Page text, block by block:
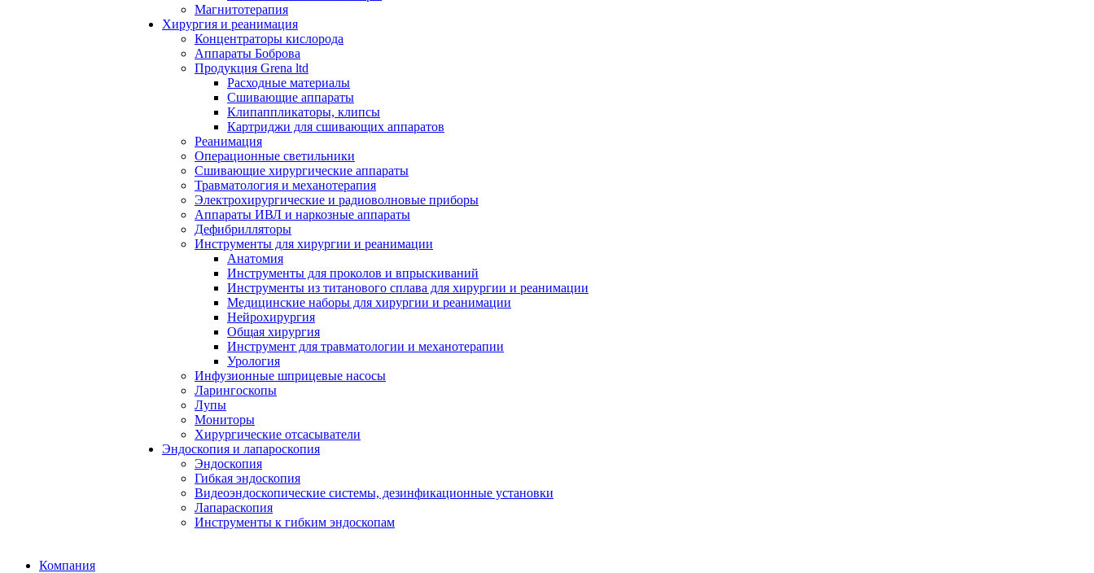
Магнитотерапия
Хирургия и реанимация
Концентраторы кислорода
Аппараты Боброва
Продукция Grena ltd
Расходные материалы
Сшивающие аппараты
Клипаппликаторы, клипсы
Картриджи для сшивающих аппаратов
Реанимация
Операционные светильники
Сшивающие хирургические аппараты
Травматология и механотерапия
Электрохирургические и радиоволновые приборы
Аппараты ИВЛ и наркозные аппараты
Дефибрилляторы
Инструменты для хирургии и реанимации
Анатомия
Инструменты для проколов и впрыскиваний
Инструменты из титанового сплава для хирургии и реанимации
Медицинские наборы для хирургии и реанимации
Нейрохирургия
Общая хирургия
Инструмент для травматологии и механотерапии
Урология
Инфузионные шприцевые насосы
Ларингоскопы
Лупы
Мониторы
Хирургические отсасыватели
Эндоскопия и лапароскопия
Эндоскопия
Гибкая эндоскопия
Видеоэндоскопические системы, дезинфикационные установки
Лапараскопия
Инструменты к гибким эндоскопам
Компания